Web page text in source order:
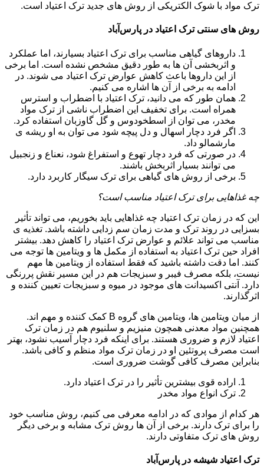
ترک مواد با شوک الکتریکی از روش های جدید ترک اعتیاد است.
روش های سنتی ترک اعتیاد در پارس‌آباد
داروهای گیاهی مناسب برای ترک اعتیاد بسیارند، اما عملکرد
و اثربخشی آن ها به طور دقیق مشخص نشده است. اما برخی
از این داروها باعث کاهش عوارض ترک اعتیاد می شوند. در
ادامه به برخی از آن ها اشاره می کنیم.
همان طور که می دانید، ترک اعتیاد با اضطراب و استرس
همراه است. برای تخفیف این اضطراب ناشی از ترک مواد
مخدر، می توان از اسطخودوس و گل گاوزبان استفاده کرد.
اگر فرد دچار اسهال و دل پیچه شود می توان به او ریشه ی
مارشمالو داد.
در صورتی که فرد دچار تهوع و استفراغ شود، نعناع و زنجبیل
می توانند بسیار اثربخش باشند.
برخی از روش های گیاهی برای ترک سیگار کاربرد دارد.
چه غذاهایی برای ترک اعتیاد مناسب است؟
این که در زمان ترک اعتیاد چه غذاهایی باید بخوریم، می تواند تأثیر
بسزایی در روند ترک و مدت زمان سم زدایی داشته باشد. تغذیه ی
مناسب می تواند علائم و عوارض ترک اعتیاد را کاهش دهد. بیشتر
افراد حین ترک اعتیاد به استفاده از مکمل ها و ویتامین ها توجه می
کنند. اما دقت داشته باشید که فقط استفاده از ویتامین ها مهم
نیست، بلکه مصرف فیبر و سبزیجات هم در این مسیر نقش پررنگی
دارد. آنتی اکسیدانت های موجود در میوه و سبزیجات تعیین کننده و
اثرگذارند.
از میان ویتامین ها، ویتامین های گروه B کمک کننده و مهم اند.
همچنین مواد معدنی همچون منیزیم و سلنیوم هم در زمان ترک
اعتیاد لازم و ضروری هستند. برای اینکه فرد دچار آسیب نشود، بهتر
است مصرف پروتئین او در زمان ترک مواد منظم و کافی باشد.
بنابراین مصرف کافی گوشت ضروری است.
اراده قوی بیشترین تأثیر را در ترک اعتیاد دارد.
ترک انواع مواد مخدر
هر کدام از موادی که در ادامه معرفی می کنیم، روش مناسب خود
را برای ترک دارند. برخی از آن ها روش ترک مشابه و برخی دیگر
روش های ترک متفاوتی دارند.
ترک اعتیاد شیشه در پارس‌آباد